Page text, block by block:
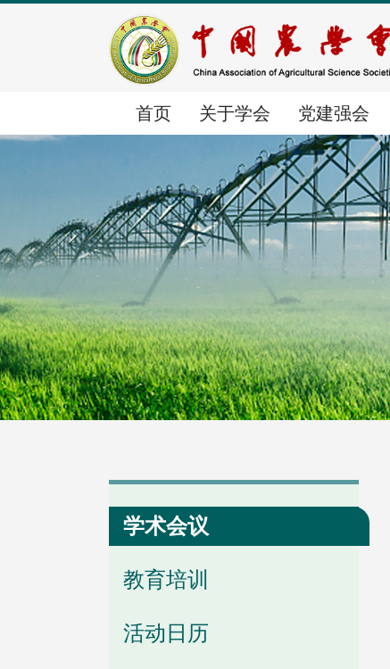
首页 关于学会 党建强会
学会简介
组织体系
学会章程
学会领导
党建强会
党建动态
群团工作
专题学习
新闻中心
时政要闻
学会要闻
学会动态
学术会议
教育培训
活动日历